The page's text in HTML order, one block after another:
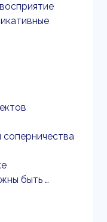
соперничества
быть …